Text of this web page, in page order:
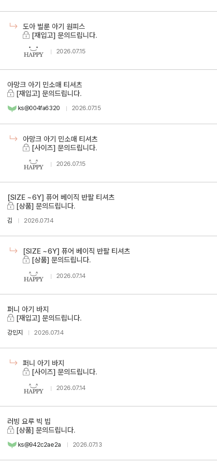
도아 벌룬 아기 원피스
[재입고] 문의드립니다.
2026.07.15
아망크 아기 민소매 티셔츠
[재입고] 문의드립니다.
ks@004fa6320 2026.07.15
아망크 아기 민소매 티셔츠
[사이즈] 문의드립니다.
2026.07.15
[SIZE ~6Y] 퓨어 베이직 반팔 티셔츠
[상품] 문의드립니다.
김 2026.07.14
[SIZE ~6Y] 퓨어 베이직 반팔 티셔츠
[상품] 문의드립니다.
2026.07.14
퍼니 아기 바지
[재입고] 문의드립니다.
강민지 2026.07.14
퍼니 아기 바지
[사이즈] 문의드립니다.
2026.07.14
러빙 요루 빅 빕
[상품] 문의드립니다.
ks@942c2ae2a 2026.07.13